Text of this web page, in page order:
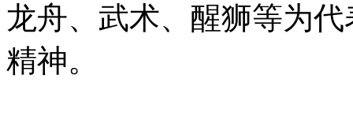
龙舟、武术、醒狮等为
精神。